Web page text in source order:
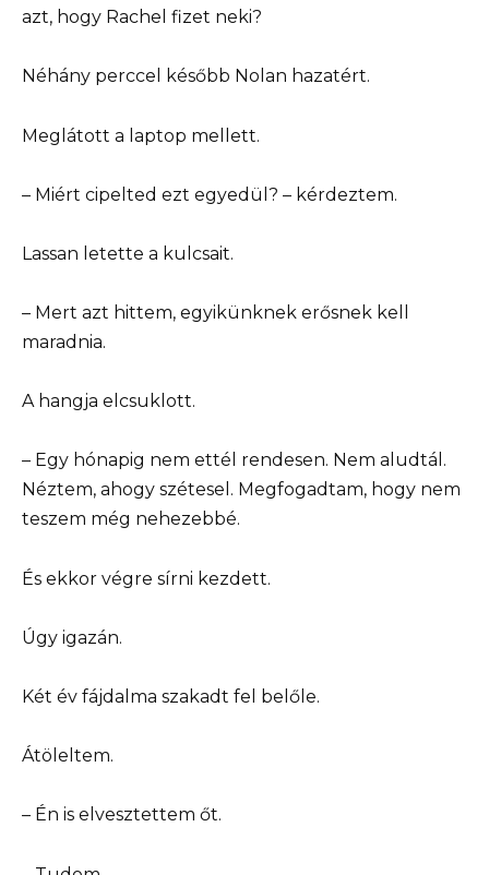
azt, hogy Rachel fizet neki?
Néhány perccel később Nolan hazatért.
Meglátott a laptop mellett.
– Miért cipelted ezt egyedül? – kérdeztem.
Lassan letette a kulcsait.
– Mert azt hittem, egyikünknek erősnek kell
maradnia.
A hangja elcsuklott.
– Egy hónapig nem ettél rendesen. Nem aludtál.
Néztem, ahogy szétesel. Megfogadtam, hogy nem
teszem még nehezebbé.
És ekkor végre sírni kezdett.
Úgy igazán.
Két év fájdalma szakadt fel belőle.
Átöleltem.
– Én is elvesztettem őt.